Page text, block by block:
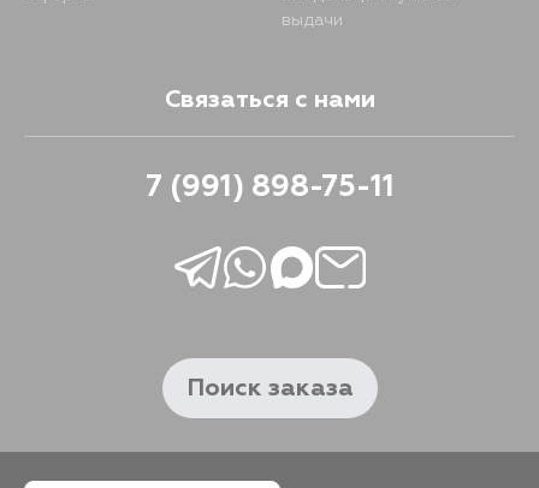
выдачи
Связаться с нами
7 (991) 898-75-11
Поиск заказа